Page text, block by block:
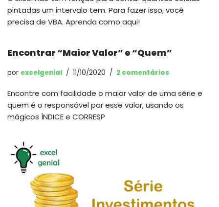
pintadas um intervalo tem. Para fazer isso, você
precisa de VBA. Aprenda como aqui!
Encontrar “Maior Valor” e “Quem”
por excelgenial 11/10/2020 2 comentários
Encontre com facilidade o maior valor de uma série e
quem é o responsável por esse valor, usando os
mágicos ÍNDICE e CORRESP